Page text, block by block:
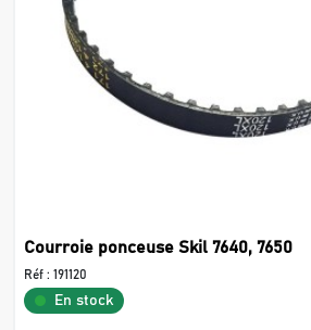
Courroie ponceuse Skil 7640, 7650
Réf : 191120
En stock